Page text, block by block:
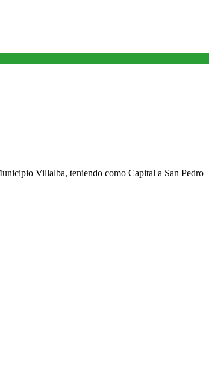
Villalba, teniendo como Capital a San Pedro